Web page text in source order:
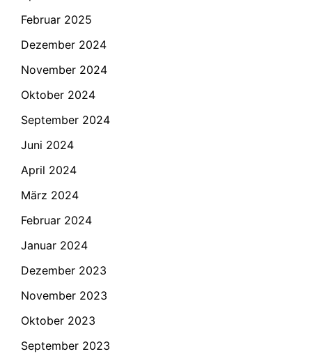
Februar 2025
Dezember 2024
November 2024
Oktober 2024
September 2024
Juni 2024
April 2024
März 2024
Februar 2024
Januar 2024
Dezember 2023
November 2023
Oktober 2023
September 2023